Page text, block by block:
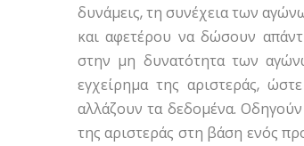
δυνάμεις, τη συνέχεια των
και αφετέρου να δώσουν
στην μη δυνατότητα των
εγχείρημα της αριστεράς,
αλλάζουν τα δεδομένα.
της αριστεράς στη βάση ενός